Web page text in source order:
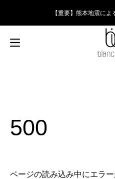
【重要】熊本地震に
500
ページの読み込み中にエラー